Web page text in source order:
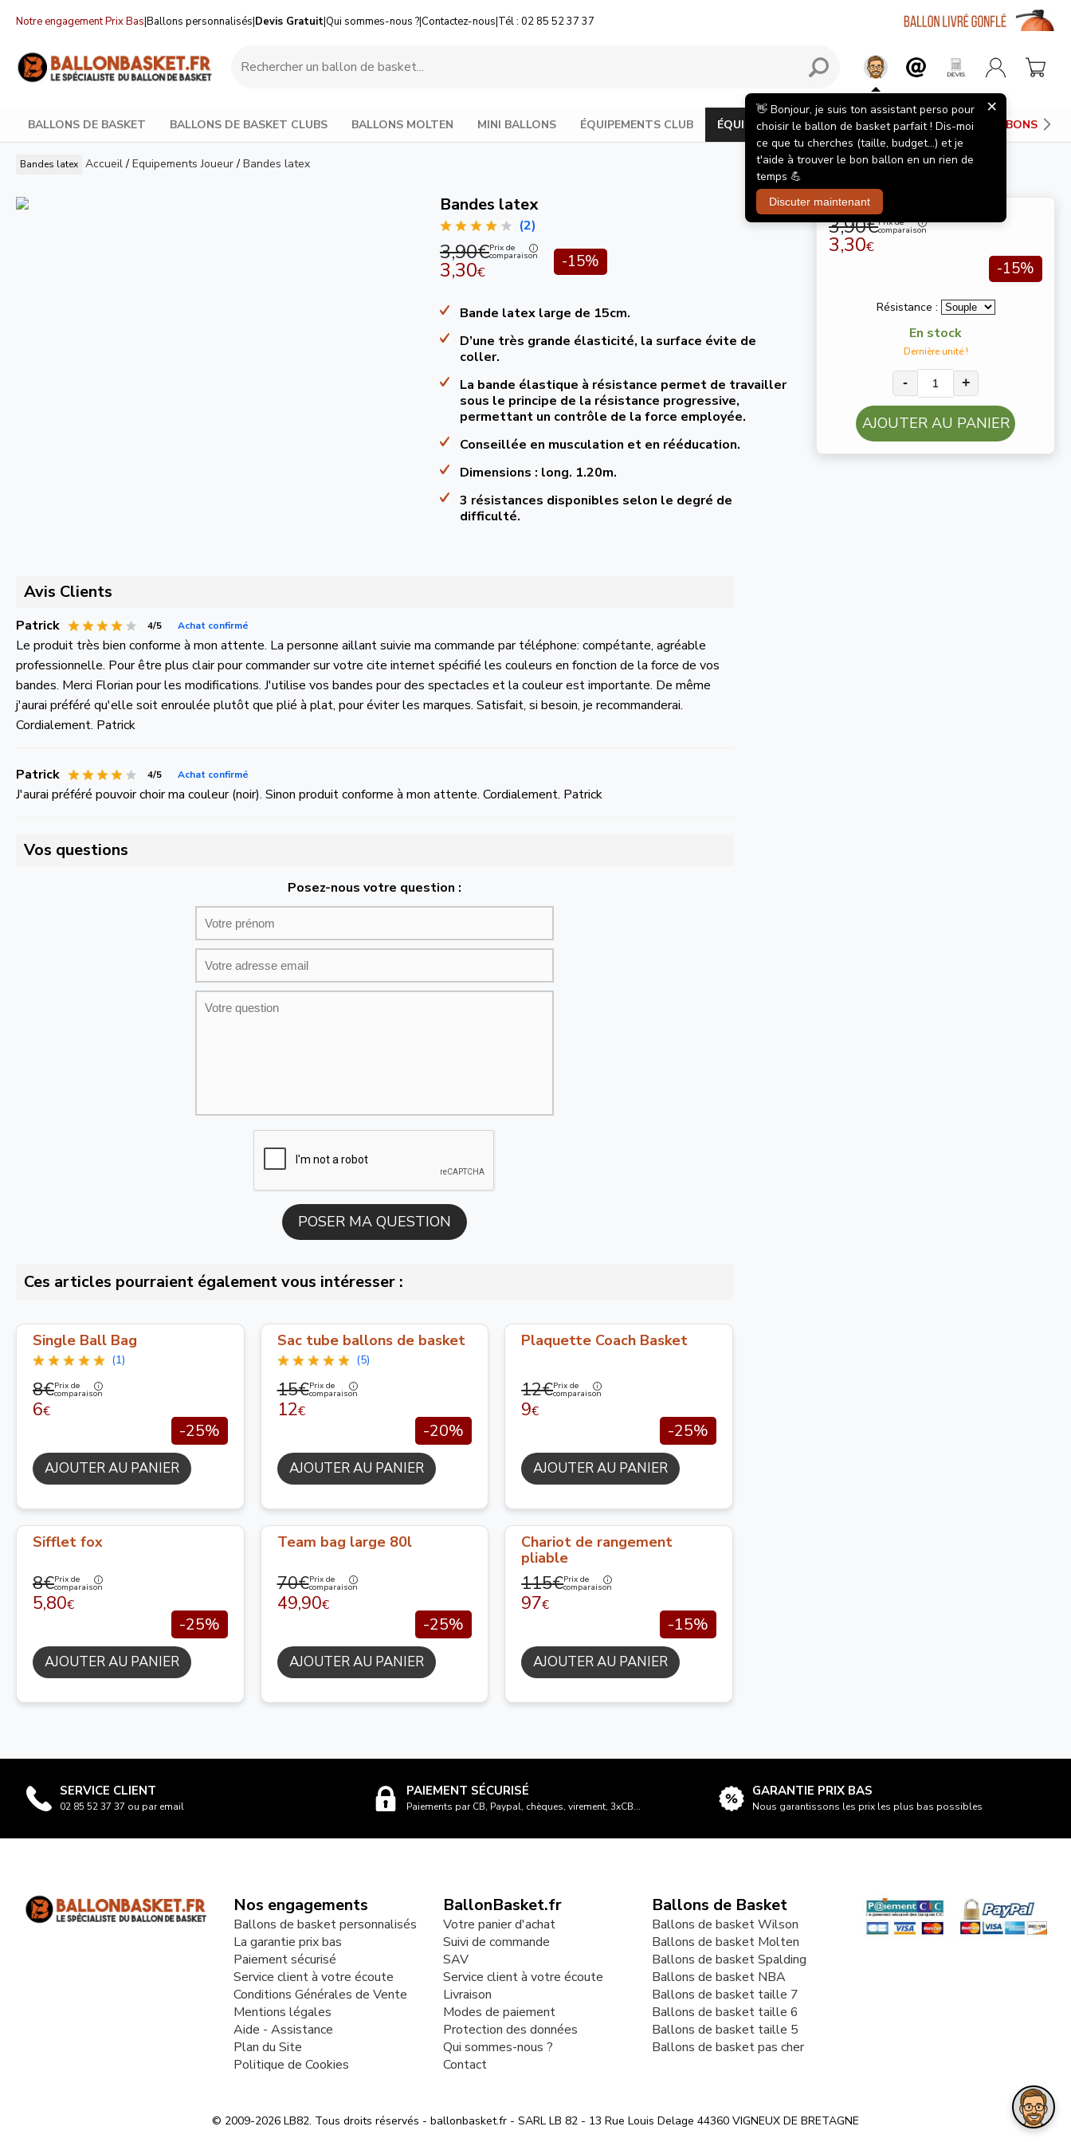
Notre engagement Prix Bas|Ballons personnalisés|Devis Gratuit|Qui sommes-nous ?|Contactez-nous|Tél : 02 85 52 37 37
BALLONS DE BASKET BALLONS DE BASKET CLUBS BALLONS MOLTEN MINI BALLONS ÉQUIPEMENTS CLUB ÉQUIPEMENTS JOUEUR PANIERS DE BASKET BONS
Bandes latex Accueil / Equipements Joueur / Bandes latex
3,90€Prix de
comparaison
3,30€
-15%
Résistance :
En stock
Dernière unité !
- +
AJOUTER AU PANIER
Bandes latex
(2)
3,90€Prix de
comparaison
3,30€ -15%
Bande latex large de 15cm.
D’une très grande élasticité, la surface évite de
coller.
La bande élastique à résistance permet de travailler
sous le principe de la résistance progressive,
permettant un contrôle de la force employée.
Conseillée en musculation et en rééducation.
Dimensions : long. 1.20m.
3 résistances disponibles selon le degré de
difficulté.
Avis Clients
Patrick 4/5 Achat confirmé
Le produit très bien conforme à mon attente. La personne aillant suivie ma commande par téléphone: compétante, agréable
professionnelle. Pour être plus clair pour commander sur votre cite internet spécifié les couleurs en fonction de la force de vos
bandes. Merci Florian pour les modifications. J'utilise vos bandes pour des spectacles et la couleur est importante. De même
j'aurai préféré qu'elle soit enroulée plutôt que plié à plat, pour éviter les marques. Satisfait, si besoin, je recommanderai.
Cordialement. Patrick
Patrick 4/5 Achat confirmé
J'aurai préféré pouvoir choir ma couleur (noir). Sinon produit conforme à mon attente. Cordialement. Patrick
Vos questions
Posez-nous votre question :
Ces articles pourraient également vous intéresser :
Single Ball Bag
(1)
8€Prix de
comparaison
6€
-25%
AJOUTER AU PANIER
Sac tube ballons de basket
(5)
15€Prix de
comparaison
12€
-20%
AJOUTER AU PANIER
Plaquette Coach Basket
12€Prix de
comparaison
9€
-25%
AJOUTER AU PANIER
Sifflet fox
8€Prix de
comparaison
5,80€
-25%
AJOUTER AU PANIER
Team bag large 80l
70€Prix de
comparaison
49,90€
-25%
AJOUTER AU PANIER
Chariot de rangement
pliable
115€Prix de
comparaison
97€
-15%
AJOUTER AU PANIER
SERVICE CLIENT
02 85 52 37 37 ou par email
PAIEMENT SÉCURISÉ
Paiements par CB, Paypal, chèques, virement, 3xCB...
GARANTIE PRIX BAS
Nous garantissons les prix les plus bas possibles
Nos engagements
Ballons de basket personnalisés
La garantie prix bas
Paiement sécurisé
Service client à votre écoute
Conditions Générales de Vente
Mentions légales
Aide - Assistance
Plan du Site
Politique de Cookies
BallonBasket.fr
Votre panier d'achat
Suivi de commande
SAV
Service client à votre écoute
Livraison
Modes de paiement
Protection des données
Qui sommes-nous ?
Contact
Ballons de Basket
Ballons de basket Wilson
Ballons de basket Molten
Ballons de basket Spalding
Ballons de basket NBA
Ballons de basket taille 7
Ballons de basket taille 6
Ballons de basket taille 5
Ballons de basket pas cher
© 2009-2026 LB82. Tous droits réservés - ballonbasket.fr - SARL LB 82 - 13 Rue Louis Delage 44360 VIGNEUX DE BRETAGNE
👋 Bonjour, je suis ton assistant perso pour
choisir le ballon de basket parfait ! Dis-moi
ce que tu cherches (taille, budget...) et je
t'aide à trouver le bon ballon en un rien de
temps 💪
Discuter maintenant
×